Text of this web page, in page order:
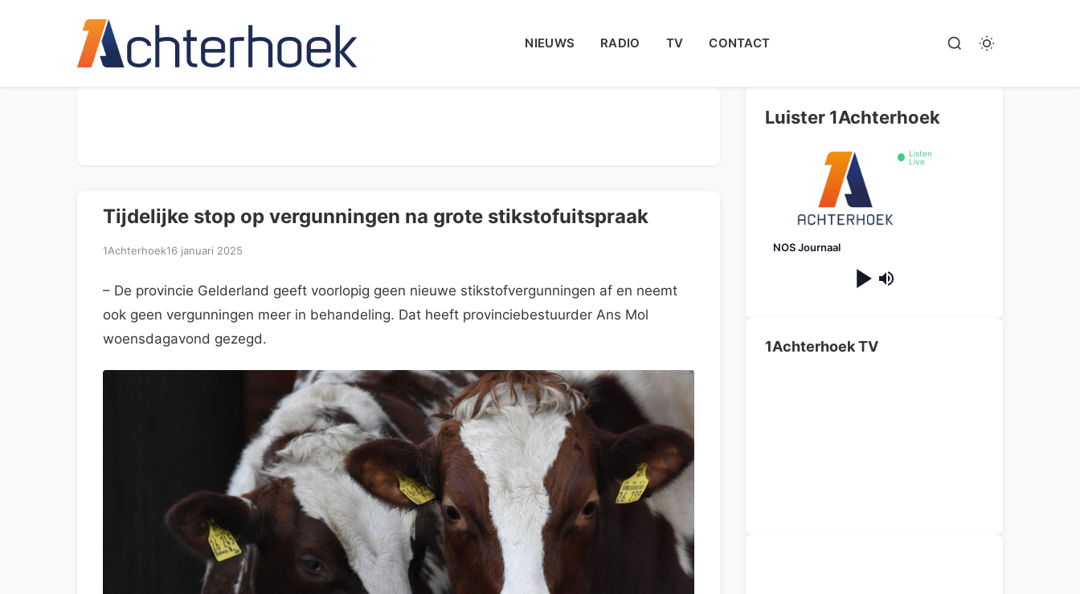
NIEUWS RADIO TV CONTACT
Tijdelijke stop op vergunningen na grote stikstofuitspraak
1Achterhoek16 januari 2025
– De provincie Gelderland geeft voorlopig geen nieuwe stikstofvergunningen af en neemt
ook geen vergunningen meer in behandeling. Dat heeft provinciebestuurder Ans Mol
woensdagavond gezegd.
Luister 1Achterhoek
Listen
Live
NOS Journaal
1Achterhoek TV